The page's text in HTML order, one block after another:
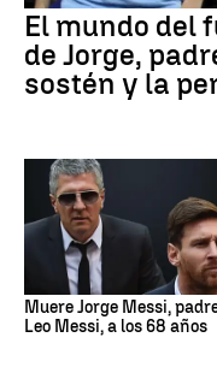
El mundo del
de Jorge,
sostén y la
Muere Jorge Messi,
Leo Messi, a los 68 años